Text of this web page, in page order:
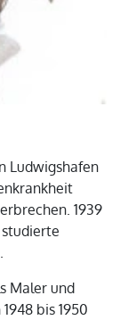
Ludwigshafen
1939
Maler und
bis 1950